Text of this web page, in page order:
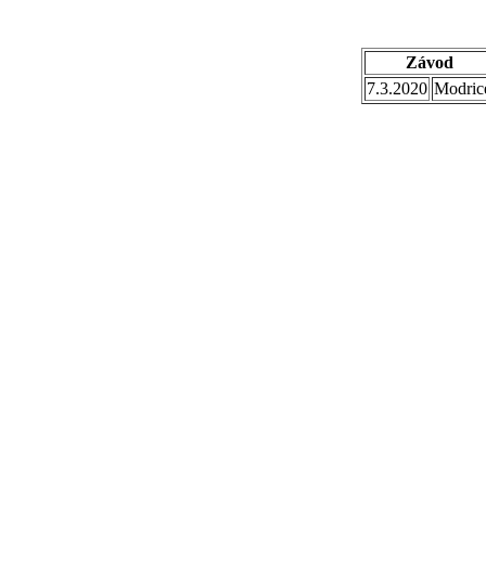
Závod
7.3.2020